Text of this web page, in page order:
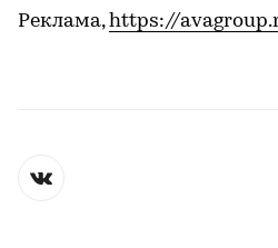
Реклама,https://